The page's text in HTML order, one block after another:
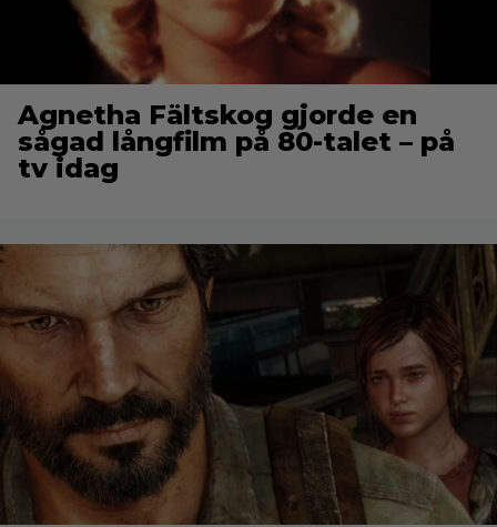
Agnetha Fältskog gjorde en
sågad långfilm på 80-talet – på
tv idag